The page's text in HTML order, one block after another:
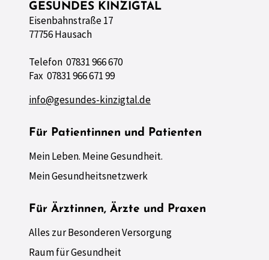
GESUNDES KINZIGTAL
Eisenbahnstraße 17
77756 Hausach
Telefon 07831 966 670
Fax 07831 966 671 99
info@gesundes-kinzigtal.de
Für Patientinnen und Patienten
Mein Leben. Meine Gesundheit.
Mein Gesundheitsnetzwerk
Für Ärztinnen, Ärzte und Praxen
Alles zur Besonderen Versorgung
Raum für Gesundheit